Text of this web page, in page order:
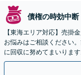
債権の時効中断
【東海エリア対応】売掛
お悩みはご相談ください
に回収に努めてまいりま
効果的な方法を臨機応変